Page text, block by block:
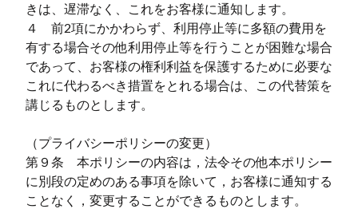
きは、遅滞なく、これをお客様に通知します。
４ 前2項にかかわらず、利用停止等に多額の費用を
有する場合その他利用停止等を行うことが困難な場合
であって、お客様の権利利益を保護するために必要な
これに代わるべき措置をとれる場合は、この代替策を
講じるものとします。
（プライバシーポリシーの変更）
第９条 本ポリシーの内容は，法令その他本ポリシー
に別段の定めのある事項を除いて，お客様に通知する
ことなく，変更することができるものとします。